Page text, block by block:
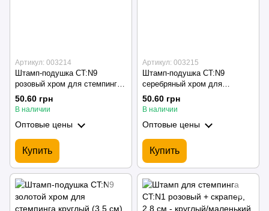
Артикул: 003214
Штамп-подушка CT:N9
розовый хром для стемпинга
круглый (3,5 см) маленький
50.60 грн
В наличии
Оптовые цены
Купить
Артикул: 003215
Штамп-подушка CT:N9
серебряный хром для
стемпинга круглый (3,5 см)
маленький
50.60 грн
В наличии
Оптовые цены
Купить